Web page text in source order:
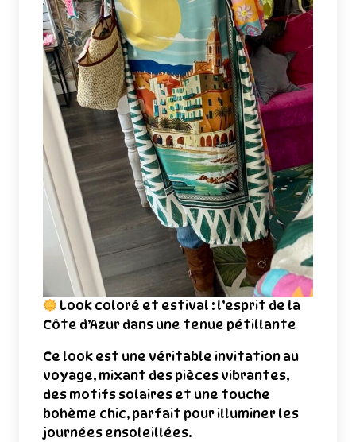
Look coloré et estival : l’esprit de la
Côte d’Azur dans une tenue pétillante
Ce look est une véritable invitation au
voyage, mixant des pièces vibrantes,
des motifs solaires et une touche
bohème chic, parfait pour illuminer les
journées ensoleillées.